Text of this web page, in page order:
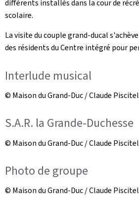
différents installés dans la cour de
scolaire.
La visite du couple grand-ducal
des résidents du Centre intégré pour
Interlude musical
© Maison du Grand-Duc / Claude
S.A.R. la Grande-Duchesse
© Maison du Grand-Duc / Claude
Photo de groupe
© Maison du Grand-Duc / Claude